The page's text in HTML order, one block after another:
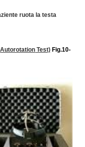
ruota la testa
Autorotation Test) Fig.10-